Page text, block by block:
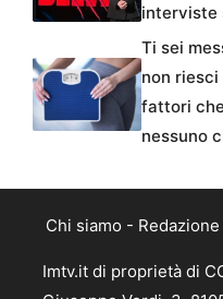
interviste
Ti sei
non riesci
fattori
nessuno
Chi siamo - Redazione
Imtv.it di proprietà di